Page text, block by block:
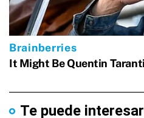
Te puede interesar